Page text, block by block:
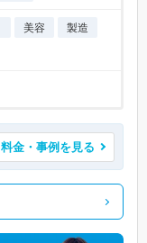
美容
製造
料金・事例を見る